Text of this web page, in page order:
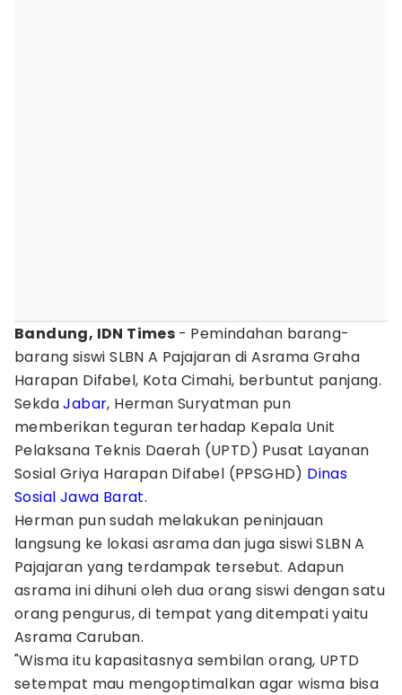
Bandung, IDN Times - Pemindahan barang-
barang siswi SLBN A Pajajaran di Asrama Graha
Harapan Difabel, Kota Cimahi, berbuntut panjang.
SekdaJabar, Herman Suryatman pun
memberikan teguran terhadap Kepala Unit
Pelaksana Teknis Daerah (UPTD) Pusat Layanan
Sosial Griya Harapan Difabel (PPSGHD) Dinas
Sosial Jawa Barat.
Herman pun sudah melakukan peninjauan
langsung ke lokasi asrama dan juga siswi SLBN A
Pajajaran yang terdampak tersebut. Adapun
asrama ini dihuni oleh dua orang siswi dengan satu
orang pengurus, di tempat yang ditempati yaitu
Asrama Caruban.
"Wisma itu kapasitasnya sembilan orang, UPTD
setempat mau mengoptimalkan agar wisma bisa